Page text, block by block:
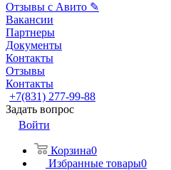
Отзывы с Авито ✎
Вакансии
Партнеры
Документы
Контакты
Отзывы
Контакты
+7(831) 277-99-88
Задать вопрос
Войти
Корзина0
Избранные товары0